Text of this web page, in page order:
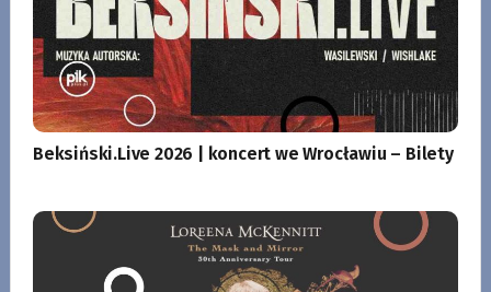
Beksiński.Live 2026 | koncert we Wrocławiu – Bilety